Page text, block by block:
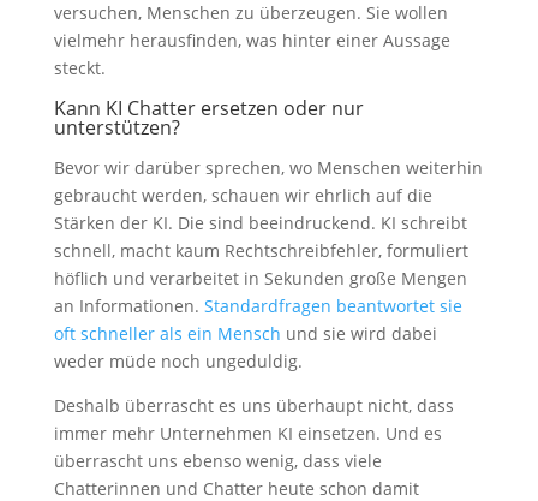
versuchen, Menschen zu überzeugen. Sie wollen
vielmehr herausfinden, was hinter einer Aussage
steckt.
Kann KI Chatter ersetzen oder nur
unterstützen?
Bevor wir darüber sprechen, wo Menschen weiterhin
gebraucht werden, schauen wir ehrlich auf die
Stärken der KI. Die sind beeindruckend. KI schreibt
schnell, macht kaum Rechtschreibfehler, formuliert
höflich und verarbeitet in Sekunden große Mengen
an Informationen. Standardfragen beantwortet sie
oft schneller als ein Mensch und sie wird dabei
weder müde noch ungeduldig.
Deshalb überrascht es uns überhaupt nicht, dass
immer mehr Unternehmen KI einsetzen. Und es
überrascht uns ebenso wenig, dass viele
Chatterinnen und Chatter heute schon damit